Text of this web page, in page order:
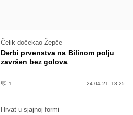
Čelik dočekao Žepče
Derbi prvenstva na Bilinom polju
završen bez golova
1 24.04.21. 18:25
Hrvat u sjajnoj formi